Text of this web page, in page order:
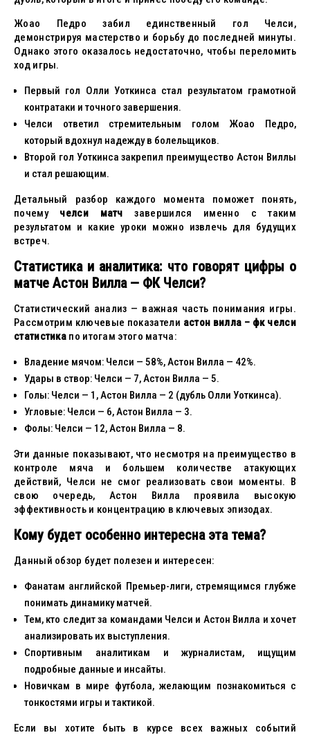
Жоао Педро забил единственный гол Челси,
демонстрируя мастерство и борьбу до последней минуты.
Однако этого оказалось недостаточно, чтобы переломить
ход игры.
Первый гол Олли Уоткинса стал результатом грамотной
контратаки и точного завершения.
Челси ответил стремительным голом Жоао Педро,
который вдохнул надежду в болельщиков.
Второй гол Уоткинса закрепил преимущество Астон Виллы
и стал решающим.
Детальный разбор каждого момента поможет понять,
почему челси матч завершился именно с таким
результатом и какие уроки можно извлечь для будущих
встреч.
Статистика и аналитика: что говорят цифры о
матче Астон Вилла — ФК Челси?
Статистический анализ — важная часть понимания игры.
Рассмотрим ключевые показатели астон вилла – фк челси
статистика по итогам этого матча:
Владение мячом: Челси — 58%, Астон Вилла — 42%.
Удары в створ: Челси — 7, Астон Вилла — 5.
Голы: Челси — 1, Астон Вилла — 2 (дубль Олли Уоткинса).
Угловые: Челси — 6, Астон Вилла — 3.
Фолы: Челси — 12, Астон Вилла — 8.
Эти данные показывают, что несмотря на преимущество в
контроле мяча и большем количестве атакующих
действий, Челси не смог реализовать свои моменты. В
свою очередь, Астон Вилла проявила высокую
эффективность и концентрацию в ключевых эпизодах.
Кому будет особенно интересна эта тема?
Данный обзор будет полезен и интересен:
Фанатам английской Премьер-лиги, стремящимся глубже
понимать динамику матчей.
Тем, кто следит за командами Челси и Астон Вилла и хочет
анализировать их выступления.
Спортивным аналитикам и журналистам, ищущим
подробные данные и инсайты.
Новичкам в мире футбола, желающим познакомиться с
тонкостями игры и тактикой.
Если вы хотите быть в курсе всех важных событий